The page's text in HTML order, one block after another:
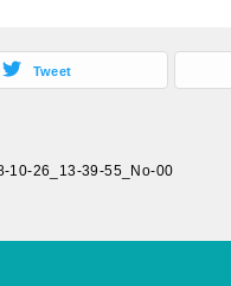
Tweet
10-26_13-39-55_No-00